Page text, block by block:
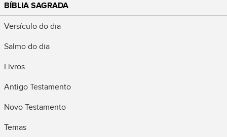
BÍBLIA SAGRADA
Versículo do dia
Salmo do dia
Livros
Antigo Testamento
Novo Testamento
Temas